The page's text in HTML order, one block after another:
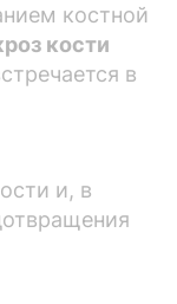
костной
кости
в
и, в